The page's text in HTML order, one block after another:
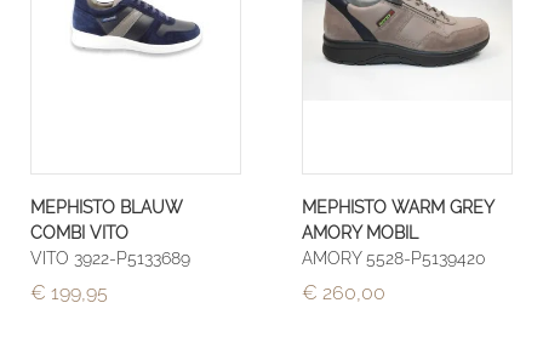
MEPHISTO BLAUW
COMBI VITO
VITO 3922-P5133689
€ 199,95
MEPHISTO WARM GREY
AMORY MOBIL
AMORY 5528-P5139420
€ 260,00